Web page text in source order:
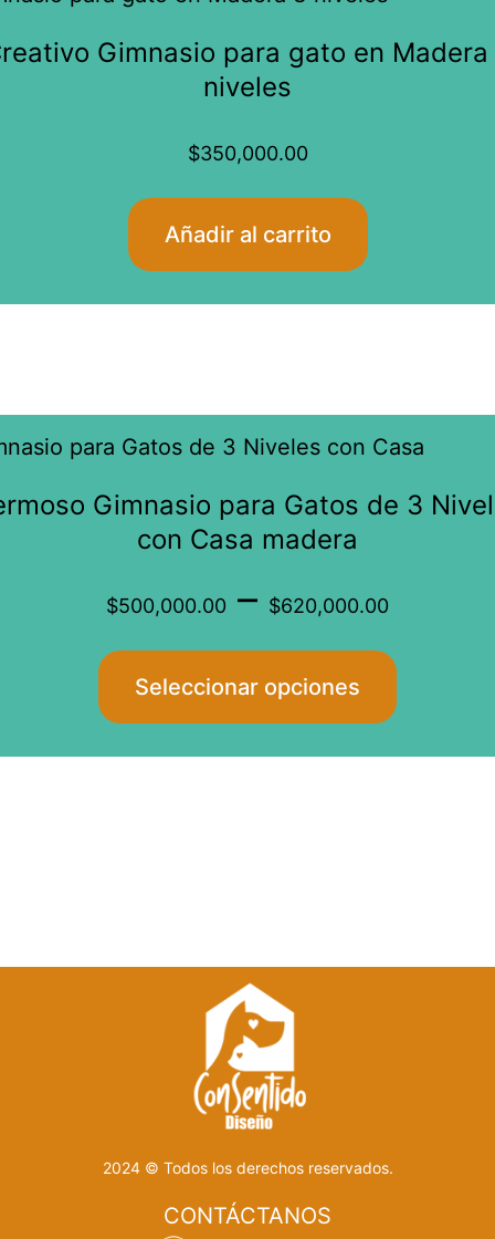
Gimnasio para gato en Madera
niveles
$350,000.00
Añadir al carrito
Gimnasio para Gatos de 3
con Casa madera
$500,000.00 – $620,000.00Price
Seleccionar opciones
Este
tiene
múltiples
variantes.
producto
2024 © Todos los derechos reservados.
CONTÁCTANOS